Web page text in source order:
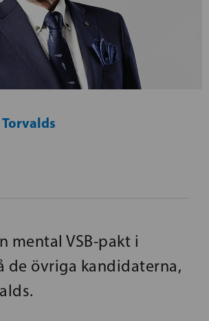
Torvalds
mental VSB-pakt i
de övriga kandidaterna,